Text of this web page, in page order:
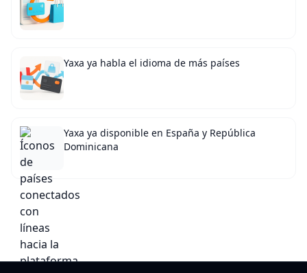
Yaxa ya habla el idioma de más países
Yaxa ya disponible en España y República
Dominicana